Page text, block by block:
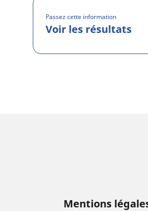
Passez cette information
Voir les résultats
Mentions